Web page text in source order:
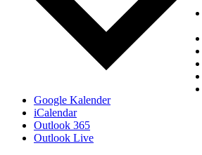
Google Kalender
iCalendar
Outlook 365
Outlook Live